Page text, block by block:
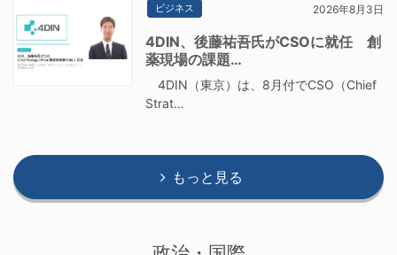
ビジネス 2026年8月3日
4DIN、後藤祐吾氏がCSOに就任 創
薬現場の課題…
4DIN（東京）は、8月付でCSO（Chief
Strat…
もっと見る